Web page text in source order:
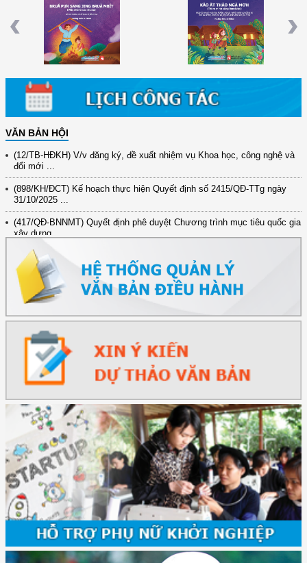
Previous
Việc Nhà Là Của Chung (Tiếng Ê Đê)
Thì Ra Mình Cũng Làm Được (Tiếng
Ê Đê)
VĂN BẢN HỘI
(12/TB-HĐKH) V/v đăng ký, đề xuất nhiệm vụ Khoa học, công nghệ và
đổi mới ...
(898/KH/ĐCT) Kế hoạch thực hiện Quyết định số 2415/QĐ-TTg ngày
31/10/2025 ...
(417/QĐ-BNNMT) Quyết định phê duyệt Chương trình mục tiêu quốc gia
xây dựng ...
(891/KH-ĐCT) Kế hoạch thực hiện Nghị quyết số 72-NQ/TW ngày
9/9/2025 của Bộ ...
(2415/QĐ-TTg) Quyết định về việc phê duyệt Đề án Hỗ trợ Phụ nữ khởi
nghiệp ...